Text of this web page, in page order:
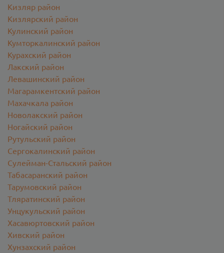
Кизляр район
Кизлярский район
Кулинский район
Кумторкалинский район
Курахский район
Лакский район
Левашинский район
Магарамкентский район
Махачкала район
Новолакский район
Ногайский район
Рутульский район
Сергокалинский район
Сулейман-Стальский район
Табасаранский район
Тарумовский район
Тляратинский район
Унцукульский район
Хасавюртовский район
Хивский район
Хунзахский район